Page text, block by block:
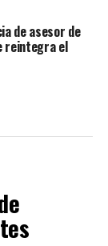
de asesor de
reintegra el